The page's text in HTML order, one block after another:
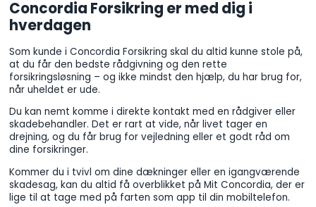
Concordia Forsikring er med dig i
hverdagen
Som kunde i Concordia Forsikring skal du altid kunne stole på,
at du får den bedste rådgivning og den rette
forsikringsløsning – og ikke mindst den hjælp, du har brug for,
når uheldet er ude.
Du kan nemt komme i direkte kontakt med en rådgiver eller
skadebehandler. Det er rart at vide, når livet tager en
drejning, og du får brug for vejledning eller et godt råd om
dine forsikringer.
Kommer du i tvivl om dine dækninger eller en igangværende
skadesag, kan du altid få overblikket på Mit Concordia, der er
lige til at tage med på farten som app til din mobiltelefon.